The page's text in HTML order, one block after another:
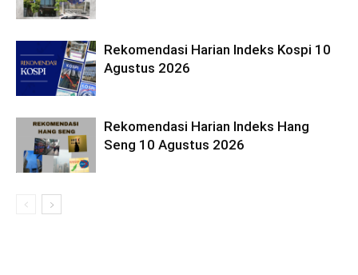
Rekomendasi Harian Indeks Kospi 10
Agustus 2026
Rekomendasi Harian Indeks Hang
Seng 10 Agustus 2026